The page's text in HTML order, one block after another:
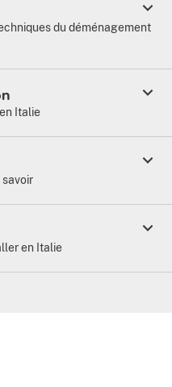
du déménagement
Italie
savoir
en Italie